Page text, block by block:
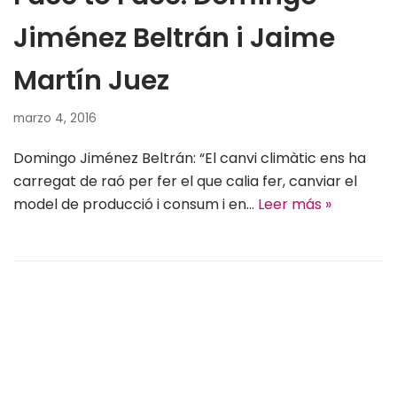
Jiménez Beltrán i Jaime
Martín Juez
marzo 4, 2016
Domingo Jiménez Beltrán: “El canvi climàtic ens ha
carregat de raó per fer el que calia fer, canviar el
model de producció i consum i en… Leer más »